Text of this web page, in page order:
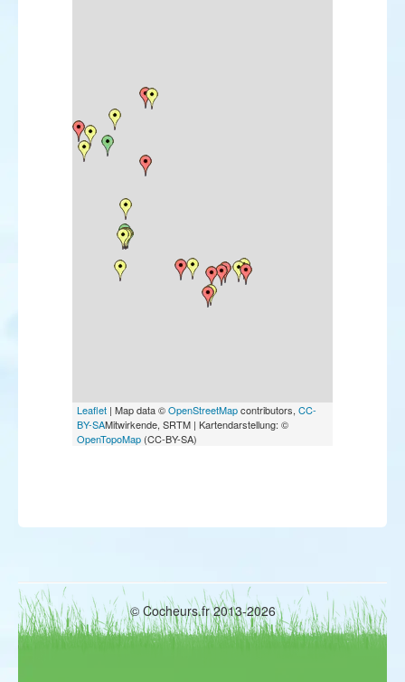
Grivette à dos olive
Fauvette des Balkans
Pouillot boréal
Pouillot de Schwarz
Pie-grièche brune
Pie-grièche masquée
Bruant à gorge blanche
Bruant masqué
Bruant à calotte blanche
Bruant rustique
Leaflet | Map data ©OpenStreetMapcontributors, CC-
BY-SAMitwirkende, SRTM | Kartendarstellung: ©
OpenTopoMap (CC-BY-SA)
© Cocheurs.fr 2013-2026